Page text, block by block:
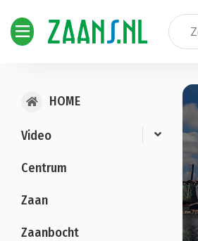
HOME
Video
Centrum
Zaan
Zaanbocht